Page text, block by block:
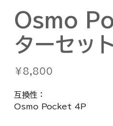
Osmo
ターセット
格
￥8,800
互換性：
Osmo Pocket 4P